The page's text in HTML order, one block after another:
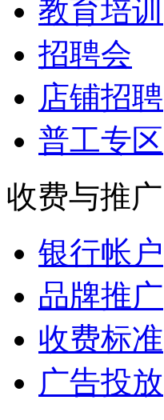
教育培训
招聘会
店铺招聘
普工专区
收费与推广
银行帐户
品牌推广
收费标准
广告投放